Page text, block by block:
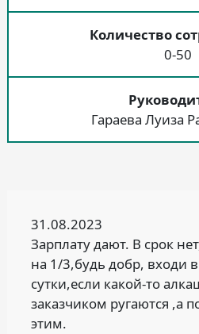
Количество
0-50
Гараева Луиза
31.08.2023
Зарплату дают. В срок
на 1/3,будь добр, входи
сутки,если какой-то
заказчиком ругаются ,а
этим.